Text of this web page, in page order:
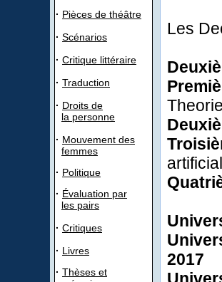
· Pièces de théâtre
· Scénarios
· Critique littéraire
· Traduction
· Droits de
la personne
· Mouvement des
femmes
· Politique
· Évaluation par
les pairs
· Critiques
· Livres
· Thèses et
Les
2017